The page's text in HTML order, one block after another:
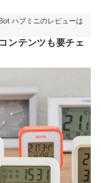
ハブミニのレビューは
ンテンツも要チェ